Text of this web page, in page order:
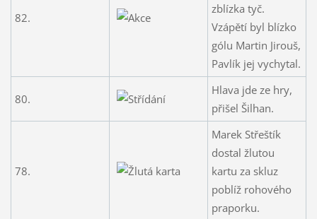
82.
zblízka tyč.
Vzápětí byl blízko
gólu Martin Jirouš,
Pavlík jej vychytal.
80.
Hlava jde ze hry,
přišel Šilhan.
78.
Marek Střeštík
dostal žlutou
kartu za skluz
poblíž rohového
praporku.